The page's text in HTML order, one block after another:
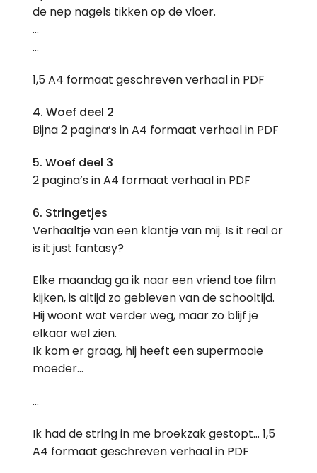
de nep nagels tikken op de vloer.
…
…
1,5 A4 formaat geschreven verhaal in PDF
4. Woef deel 2
Bijna 2 pagina’s in A4 formaat verhaal in PDF
5. Woef deel 3
2 pagina’s in A4 formaat verhaal in PDF
6. Stringetjes
Verhaaltje van een klantje van mij. Is it real or
is it just fantasy?
Elke maandag ga ik naar een vriend toe film
kijken, is altijd zo gebleven van de schooltijd.
Hij woont wat verder weg, maar zo blijf je
elkaar wel zien.
Ik kom er graag, hij heeft een supermooie
moeder…
…
Ik had de string in me broekzak gestopt… 1,5
A4 formaat geschreven verhaal in PDF